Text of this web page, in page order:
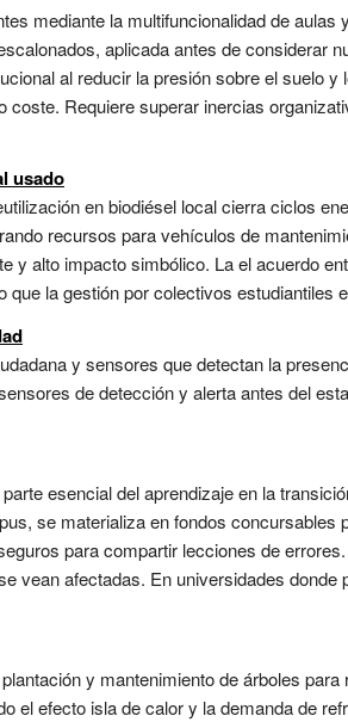
mediante la multifuncionalidad de
aplicada antes de considerar
al reducir la presión sobre el suelo
Requiere superar inercias
usado
en biodiésel local cierra ciclos
recursos para vehículos de
y alto impacto simbólico. La el acuerdo
la gestión por colectivos estudiantiles
y sensores que detectan la
de detección y alerta antes del
esencial del aprendizaje en la
se materializa en fondos concursables
para compartir lecciones de
vean afectadas. En universidades donde
y mantenimiento de árboles
el efecto isla de calor y la demanda de